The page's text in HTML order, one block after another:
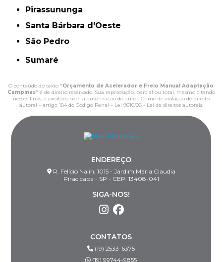
Pirassununga
Santa Bárbara d'Oeste
São Pedro
Sumaré
O conteúdo do texto "Orçamento de Acelerador e Freio Manual Adaptação
Campinas" é de direito reservado. Sua reprodução, parcial ou total, mesmo citando
nossos links, é proibida sem a autorização do autor. Crime de violação de direito
autoral – artigo 184 do Código Penal – Lei 9610/98 - Lei de direitos autorais.
ENDEREÇO
R. Felício Nalin, 1015 - Jardim Maria Claudia
Piracicaba - SP - CEP: 13408-041
SIGA-NOS!
CONTATOS
(19) 2533-6375
(19) 99744-9855